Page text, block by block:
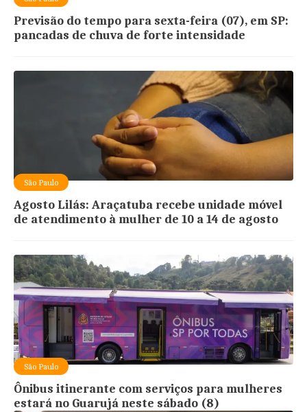
Previsão do tempo para sexta-feira (07), em SP:
pancadas de chuva de forte intensidade
São Paulo
Agosto Lilás: Araçatuba recebe unidade móvel
de atendimento à mulher de 10 a 14 de agosto
São Paulo
Ônibus itinerante com serviços para mulheres
estará no Guarujá neste sábado (8)